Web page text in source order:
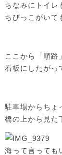
ちなみにトイレ
ちびっこがいて
ここから「順路
看板にしたがっ
駐車場からちょ
橋の上から見た
海って言っても